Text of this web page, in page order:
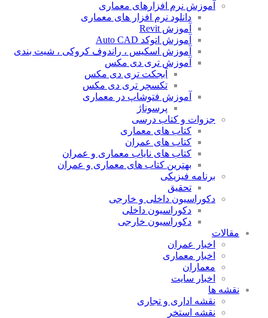
آموزش نرم افزارهای معماری
دانلود نرم افزار های معماری
آموزش Revit
آموزش اتوکد Auto CAD
آموزش اسکیس ، راندوف کروکی ، شیت بندی
آموزش تری دی مکس
آبجکت تری دی مکس
تکسچر تری دی مکس
آموزش فتوشاپ در معماری
پرسوناژ
جزوات و کتاب درسی
کتاب های معماری
کتاب های عمران
کتاب های نایاب معماری و عمران
بهترین کتاب های معماری و عمران
برنامه فیزیکی
تحقیق
دکوراسیون داخلی و خارجی
دکوراسیون داخلی
دکوراسیون خارجی
مقالات
اخبار عمران
اخبار معماری
معماران
اخبار سایت
نقشه ها
نقشه اداری و تجاری
نقشه استخر